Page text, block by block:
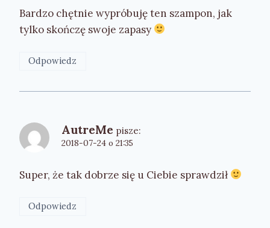
Bardzo chętnie wypróbuję ten szampon, jak
tylko skończę swoje zapasy
Odpowiedz
AutreMe pisze:
2018-07-24 o 21:35
Super, że tak dobrze się u Ciebie sprawdził
Odpowiedz